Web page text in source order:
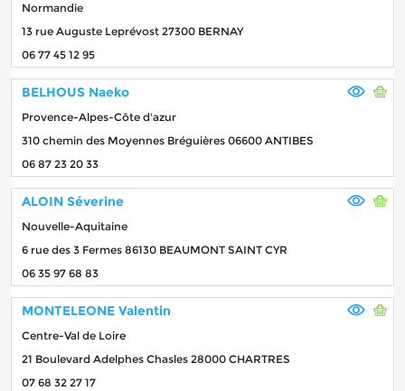
Normandie
13 rue Auguste Leprévost 27300 BERNAY
06 77 45 12 95
BELHOUS Naeko
Provence-Alpes-Côte d'azur
310 chemin des Moyennes Bréguières 06600 ANTIBES
06 87 23 20 33
ALOIN Séverine
Nouvelle-Aquitaine
6 rue des 3 Fermes 86130 BEAUMONT SAINT CYR
06 35 97 68 83
MONTELEONE Valentin
Centre-Val de Loire
21 Boulevard Adelphes Chasles 28000 CHARTRES
07 68 32 27 17